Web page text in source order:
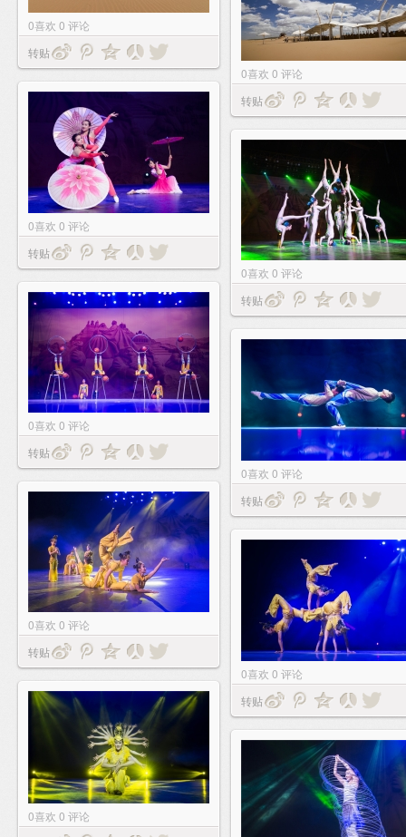
0喜欢 0 评论
转贴
0喜欢 0 评论
转贴
0喜欢 0 评论
转贴
0喜欢 0 评论
转贴
0喜欢 0 评论
转贴
0喜欢 0 评论
转贴
0喜欢 0 评论
转贴
0喜欢 0 评论
转贴
0喜欢 0 评论